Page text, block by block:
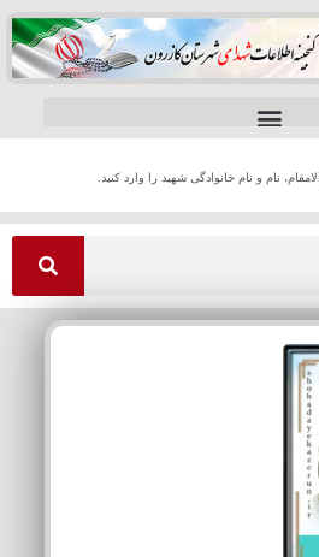
نام و نام خانوادگی شهید را وارد کنید.